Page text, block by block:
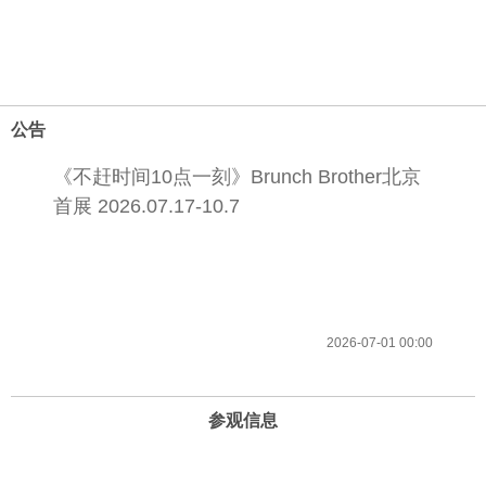
公告
《不赶时间10点一刻》Brunch Brother北京
首展 2026.07.17-10.7
2026-07-01 00:00
参观信息